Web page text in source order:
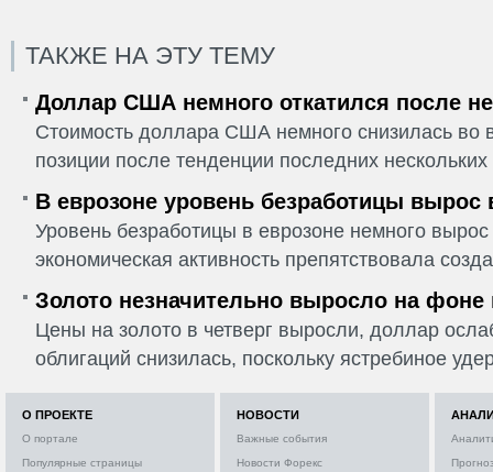
ТАКЖЕ НА ЭТУ ТЕМУ
Доллар США немного откатился после
Стоимость доллара США немного снизилась во
позиции после тенденции последних
В еврозоне уровень безработицы вырос
Уровень безработицы в еврозоне немного
экономическая активность препятствовала
Золото незначительно выросло на фоне
Цены на золото в четверг выросли, доллар
облигаций снизилась, поскольку ястребиное
О ПРОЕКТЕ
О портале
Популярные страницы
НОВОСТИ
Важные события
Новости Форекс